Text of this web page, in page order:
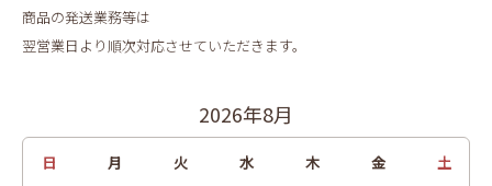
商品の発送業務等は
翌営業日より順次対応させていただきます。
2026年8月
日 月 火 水 木 金 土